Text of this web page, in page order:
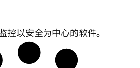
控以安全为中心的软件。